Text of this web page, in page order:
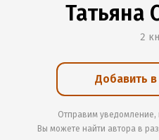
Татьяна
2
Добавить
Отправим уведомление,
Вы можете найти автора в